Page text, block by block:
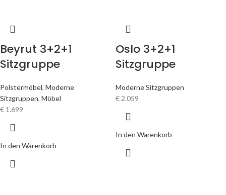
Beyrut 3+2+1
Sitzgruppe
Polstermöbel, Moderne
Sitzgruppen, Möbel
€ 1.699
In den Warenkorb
Oslo 3+2+1
Sitzgruppe
Moderne Sitzgruppen
€2.059
In den Warenkorb